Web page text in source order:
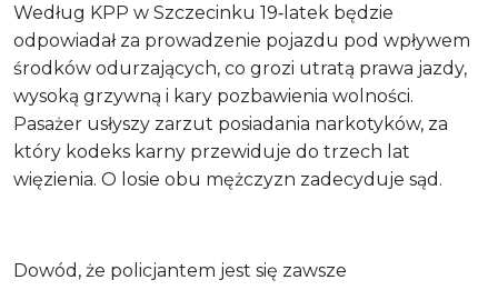
Według KPP w Szczecinku 19‑latek będzie
odpowiadał za prowadzenie pojazdu pod wpływem
środków odurzających, co grozi utratą prawa jazdy,
wysoką grzywną i kary pozbawienia wolności.
Pasażer usłyszy zarzut posiadania narkotyków, za
który kodeks karny przewiduje do trzech lat
więzienia. O losie obu mężczyzn zadecyduje sąd.
Dowód, że policjantem jest się zawsze